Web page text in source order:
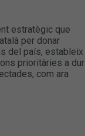
estratègic que
per donar
del país, estableix
prioritàries a dur
com ara